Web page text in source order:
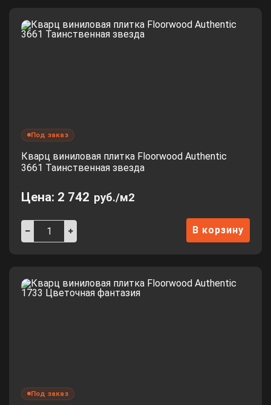
Под заказ
Кварц виниловая плитка Floorwood Authentic
3661 Таинственная звезда
Цена: 2 742 руб./м2
В корзину
Под заказ